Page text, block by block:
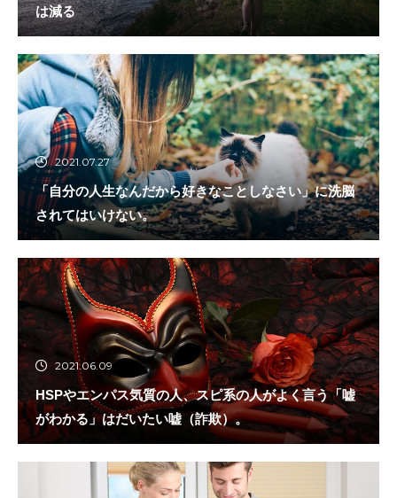
は減る
2021.07.27
「自分の人生なんだから好きなことしなさい」に洗脳
されてはいけない。
2021.06.09
HSPやエンパス気質の人、スピ系の人がよく言う「嘘
がわかる」はだいたい嘘（詐欺）。